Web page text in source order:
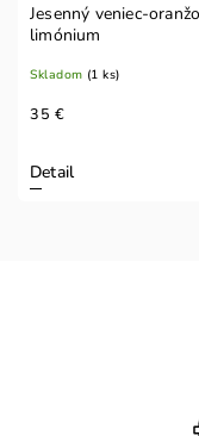
Jesenný veniec-
limónium
Skladom (1 ks)
35 €
Detail